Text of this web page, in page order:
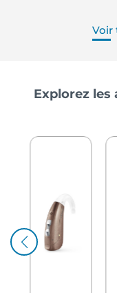
Voir
Explorez les